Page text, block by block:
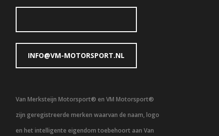
INFO@VM-MOTORSPORT.NL
Van Merksteijn Motorsport® en VM Motorsport®
zijn geregistreerde merken waarvan de naam, logo
en het intelligente eigendom toebehoort aan Van